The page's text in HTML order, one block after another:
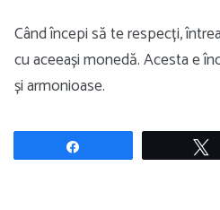
Când începi să te respecți,
cu aceeași monedă. Acesta e
și armonioase.